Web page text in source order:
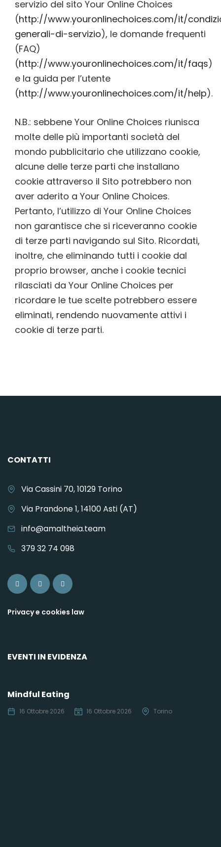
servizio del sito Your Online Choices
(http://www.youronlinechoices.com/it/
generali-di-servizio), le domande frequenti
(FAQ)
(http://www.youronlinechoices.com/it/faqs)
e la guida per l’utente
(http://www.youronlinechoices.com/it/help).
N.B.: sebbene Your Online Choices riunisca
molte delle più importanti società del
mondo pubblicitario che utilizzano cookie,
alcune delle terze parti che installano
cookie attraverso il Sito potrebbero non
aver aderito a Your Online Choices.
Pertanto, l’utilizzo di Your Online Choices
non garantisce che si riceveranno cookie
di terze parti navigando sul Sito. Ricordati,
inoltre, che eliminando tutti i cookie dal
proprio browser, anche i cookie tecnici
rilasciati da Your Online Choices per
ricordare le tue scelte potrebbero essere
eliminati, rendendo nuovamente attivi i
cookie di terze parti.
CONTATTI
Via Cassini 70, 10129 Torino
Via Prandone 1, 14100 Asti (AT)
info@amaltheia.team
379 32 74 098
Privacy e cookies law
EVENTI IN EVIDENZA
Mindful Eating
16 Ottobre 2026 16 Ottobre 2026 Torino